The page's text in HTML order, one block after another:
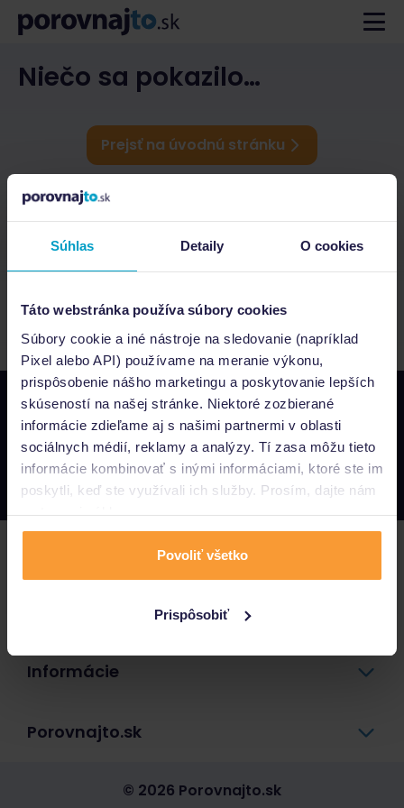
Súhlas Detaily O cookies
Táto webstránka používa súbory cookies
Súbory cookie a iné nástroje na sledovanie (napríklad
Pixel alebo API) používame na meranie výkonu,
prispôsobenie nášho marketingu a poskytovanie lepších
skúseností na našej stránke. Niektoré zozbierané
informácie zdieľame aj s našimi partnermi v oblasti
sociálnych médií, reklamy a analýzy. Tí zasa môžu tieto
informácie kombinovať s inými informáciami, ktoré ste im
poskytli, keď ste využívali ich služby. Prosím, dajte nám
na to svoj súhlas.
Povoliť všetko
Prispôsobiť
Niečo sa pokazilo…
Prejsť na úvodnú stránku
Napíšte nám
info@porovnajto.sk
Zavolajte nám
0800 400 300
Informácie
Porovnajto.sk
© 2026 Porovnajto.sk